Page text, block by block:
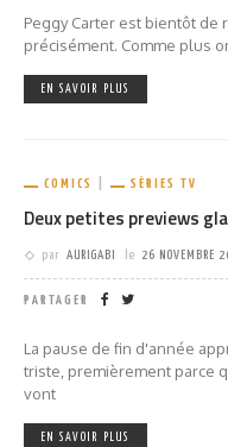
Peggy Carter est bientôt de
précisément. Comme plus
EN SAVOIR PLUS
COMICS SÉRIES TV
Deux petites previews
par AURIGABI le 26 NOVEMBRE
PARTAGER
La pause de fin d'année
triste, premièrement parce
vont
EN SAVOIR PLUS